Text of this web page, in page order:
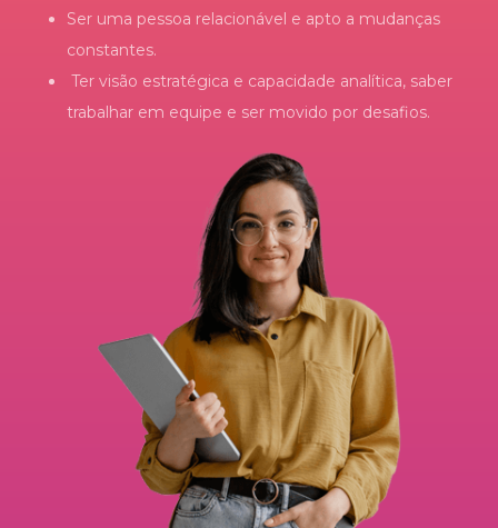
Ser uma pessoa relacionável e apto a mudanças
constantes.
Ter visão estratégica e capacidade analítica, saber
trabalhar em equipe e ser movido por desafios.